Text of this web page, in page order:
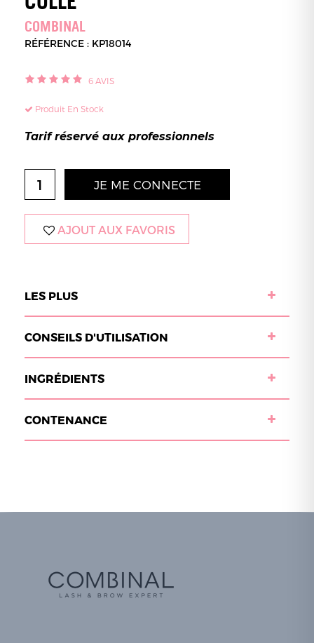
COMBINAL
RÉFÉRENCE : KP18014
6 AVIS
Produit En Stock
Tarif réservé aux professionnels
JE ME CONNECTE
AJOUT AUX FAVORIS
LES PLUS
CONSEILS D'UTILISATION
INGRÉDIENTS
CONTENANCE